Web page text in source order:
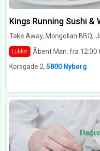
Kings Running Sushi &
Take Away, Mongolian BBQ,
Lukket Åbent Man. fra 12:00
Korsgade 2, 5800 Nyborg